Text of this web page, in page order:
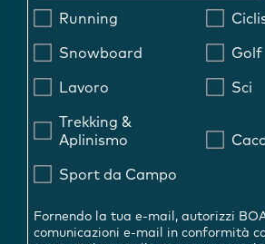
Running
Snowboard Golf
Lavoro Sci
Trekking &
Aplinismo
Sport da Campo
Fornendo la tua e-mail, autorizzi
comunicazioni e-mail in conformità